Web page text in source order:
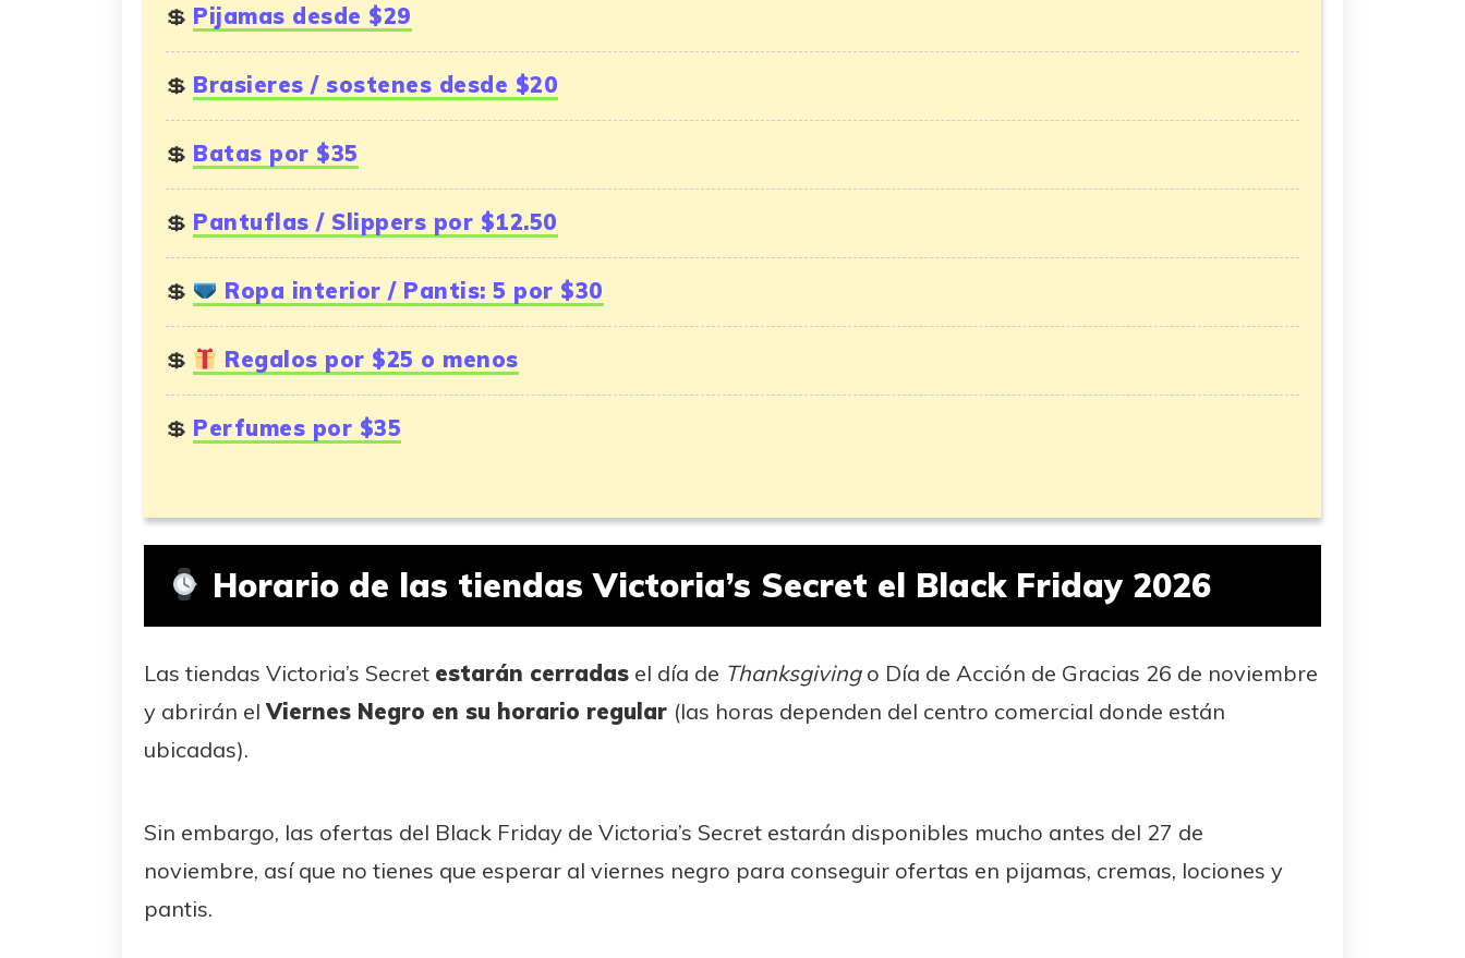
Pijamas desde $29
Brasieres / sostenes desde $20
Batas por $35
Pantuflas / Slippers por $12.50
Ropa interior / Pantis: 5 por $30
Regalos por $25 o menos
Perfumes por $35
Horario de las tiendas Victoria’s Secret el Black Friday 2026
Las tiendas Victoria’s Secret estarán cerradas el día de Thanksgivingo Día de Acción de Gracias 26 de noviembre
y abrirán elViernes Negro en su horario regular (las horas dependen del centro comercial donde están
ubicadas).
Sin embargo, las ofertas del Black Friday de Victoria’s Secret estarán disponibles mucho antes del 27 de
noviembre, así que no tienes que esperar al viernes negro para conseguir ofertas en pijamas, cremas, lociones y
pantis.